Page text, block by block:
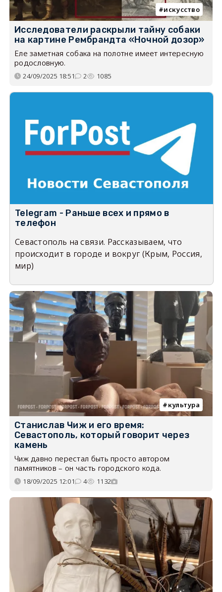
искусство
Исследователи раскрыли тайну собаки
на картине Рембрандта «Ночной дозор»
Еле заметная собака на полотне имеет интересную
родословную.
24/09/2025 18:51 2 1085
Telegram - Раньше всех и прямо в
телефон
Севастополь на связи. Рассказываем, что
происходит в городе и вокруг (Крым, Россия,
мир)
культура
Станислав Чиж и его время:
Севастополь, который говорит через
камень
Чиж давно перестал быть просто автором
памятников – он часть городского кода.
18/09/2025 12:01 4 1132